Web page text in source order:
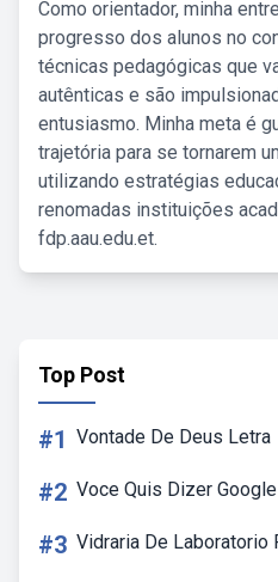
Como orientador, minha
progresso dos alunos no
técnicas pedagógicas que
autênticas e são
entusiasmo. Minha meta é
trajetória para se tornarem
utilizando estratégias
renomadas instituições
fdp.aau.edu.et.
Top Post
#1 Vontade De Deus Letra
#2 Voce Quis Dizer Google
#3 Vidraria De Laboratorio